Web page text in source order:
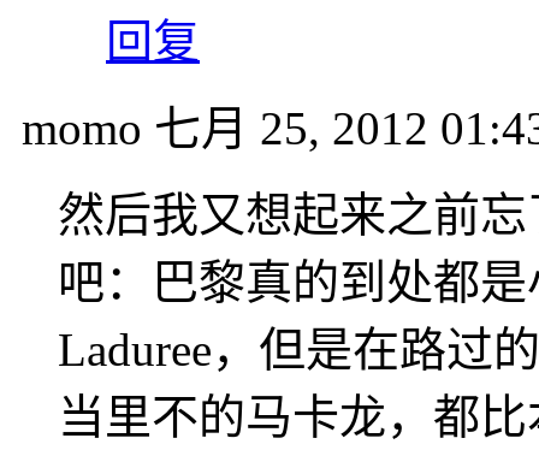
回复
momo 七月 25, 2012
然后我又想起来之前
吧：巴黎真的到处都
Laduree，但是在路过
当里不的马卡龙，都